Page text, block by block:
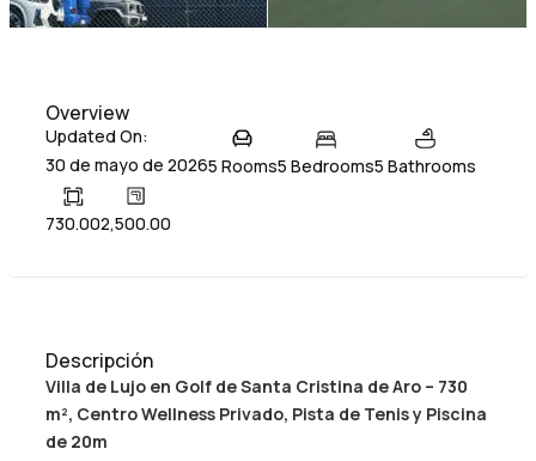
Overview
Updated On:
30 de mayo de 20265 Rooms5 Bedrooms5 Bathrooms
730.002,500.00
Descripción
Villa de Lujo en Golf de Santa Cristina de Aro – 730
m², Centro Wellness Privado, Pista de Tenis y Piscina
de 20m